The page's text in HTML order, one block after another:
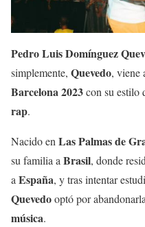
Pedro Luis Domínguez
simplemente, Quevedo, viene
Barcelona 2023con su estilo
rap.
Nacido en Las Palmas de
su familia a Brasil, donde
a España, y tras intentar
Quevedooptó por
música.